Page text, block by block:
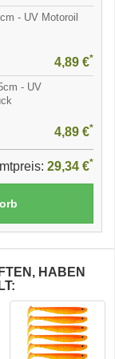
- UV Motoroil
4,89 €*
- UV
4,89 €*
29,34 €*
HABEN